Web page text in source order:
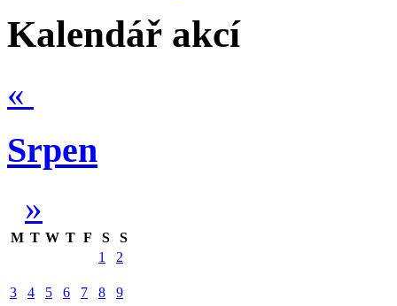
Kalendář akcí
«
Srpen
»
M T W T F S
S
1
2
3 4 5 6 7 8 9